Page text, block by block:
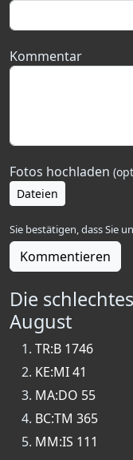
Kommentar
Fotos hochladen
Dateien
Sie bestätigen, dass Sie
Kommentieren
Die
August
TR:B 1746
KE:MI 41
MA:DO 55
BC:TM 365
MM:IS 111